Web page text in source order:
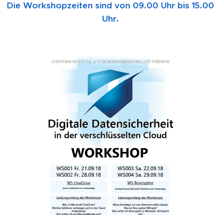
Die Workshopzeiten sind von 09.00 Uhr bis 15.00
Uhr.